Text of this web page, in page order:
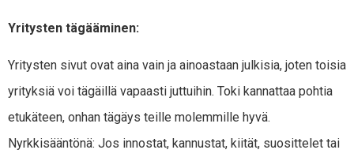
Yritysten tägääminen:
Yritysten sivut ovat aina vain ja ainoastaan julkisia, joten toisia
yrityksiä voi tägäillä vapaasti juttuihin. Toki kannattaa pohtia
etukäteen, onhan tägäys teille molemmille hyvä.
Nyrkkisääntönä: Jos innostat, kannustat, kiität, suosittelet tai